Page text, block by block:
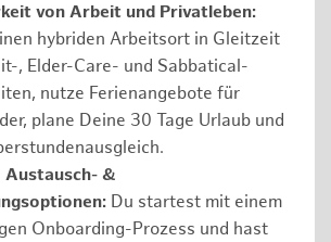
von Arbeit und Privatleben:
hybriden Arbeitsort in Gleitzeit
, Elder-Care- und Sabbatical-
nutze Ferienangebote für
plane Deine 30 Tage Urlaub und
&
Du startest mit einem
Onboarding-Prozess und hast